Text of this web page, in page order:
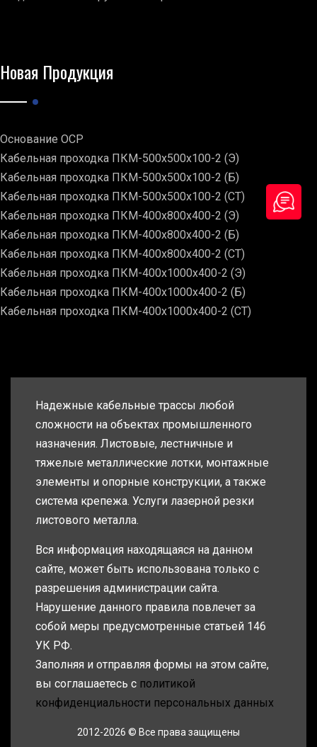
Новая Продукция
Основание ОСР
Кабельная проходка ПКМ-500х500х100-2 (Э)
Кабельная проходка ПКМ-500х500х100-2 (Б)
Кабельная проходка ПКМ-500х500х100-2 (СТ)
Кабельная проходка ПКМ-400х800х400-2 (Э)
Кабельная проходка ПКМ-400х800х400-2 (Б)
Кабельная проходка ПКМ-400х800х400-2 (СТ)
Кабельная проходка ПКМ-400х1000х400-2 (Э)
Кабельная проходка ПКМ-400х1000х400-2 (Б)
Кабельная проходка ПКМ-400х1000х400-2 (СТ)
Надежные кабельные трассы любой
сложности на объектах промышленного
назначения. Листовые, лестничные и
тяжелые металлические лотки, монтажные
элементы и опорные конструкции, а также
система крепежа. Услуги лазерной резки
листового металла.
Вся информация находящаяся на данном
сайте, может быть использована только с
разрешения администрации сайта.
Нарушение данного правила повлечет за
собой меры предусмотренные статьей 146
УК РФ.
Заполняя и отправляя формы на этом сайте,
вы соглашаетесь с политикой
конфиденциальности персональных данных
2012-2026 © Все права защищены